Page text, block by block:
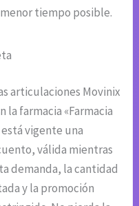
tiempo posible.
articulaciones Movinix
la farmacia «Farmacia
vigente una
válida mientras
demanda, la cantidad
y la promoción